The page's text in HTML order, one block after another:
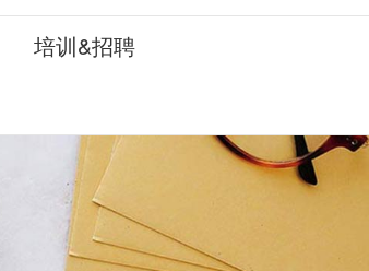
培训&招聘